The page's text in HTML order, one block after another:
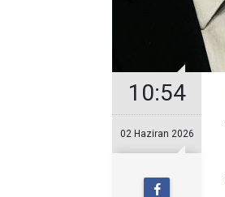
10:54
02 Haziran 2026